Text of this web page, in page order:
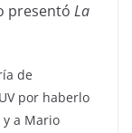
presentó La
de
por haberlo
y a Mario